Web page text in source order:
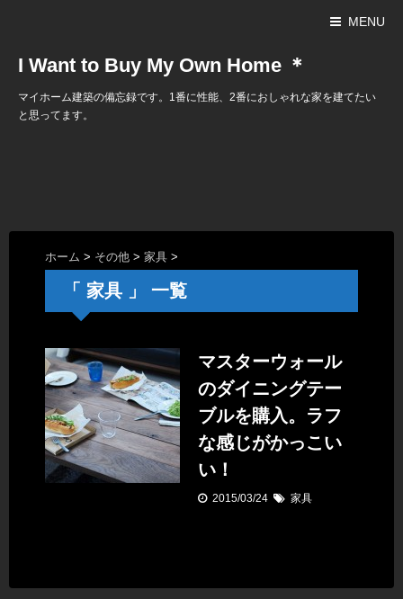
MENU
I Want to Buy My Own Home ＊
マイホーム建築の備忘録です。1番に性能、2番におしゃれな家を建てたい
と思ってます。
ホーム > その他 > 家具 >
「 家具 」 一覧
マスターウォール
のダイニングテー
ブルを購入。ラフ
な感じがかっこい
い！
2015/03/24 家具